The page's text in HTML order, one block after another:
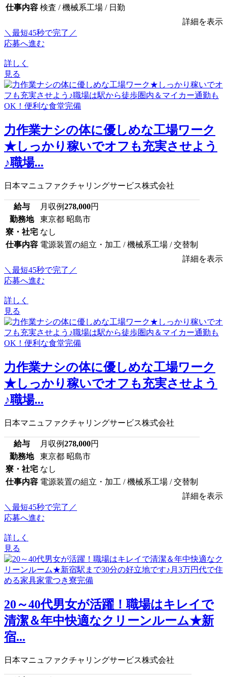
仕事内容 検査 / 機械系工場 / 日勤
詳細を表示
＼最短45秒で完了／
応募へ進む
詳しく
見る
力作業ナシの体に優しめな工場ワーク
★しっかり稼いでオフも充実させよう
♪職場...
日本マニュファクチャリングサービス株式会社
給与 月収例278,000円
勤務地
東京都 昭島市
寮・社宅 なし
仕事内容 電源装置の組立・加工 / 機械系工場 / 交替制
詳細を表示
＼最短45秒で完了／
応募へ進む
詳しく
見る
力作業ナシの体に優しめな工場ワーク
★しっかり稼いでオフも充実させよう
♪職場...
日本マニュファクチャリングサービス株式会社
給与 月収例278,000円
勤務地
東京都 昭島市
寮・社宅 なし
仕事内容 電源装置の組立・加工 / 機械系工場 / 交替制
詳細を表示
＼最短45秒で完了／
応募へ進む
詳しく
見る
20～40代男女が活躍！職場はキレイで
清潔＆年中快適なクリーンルーム★新
宿...
日本マニュファクチャリングサービス株式会社